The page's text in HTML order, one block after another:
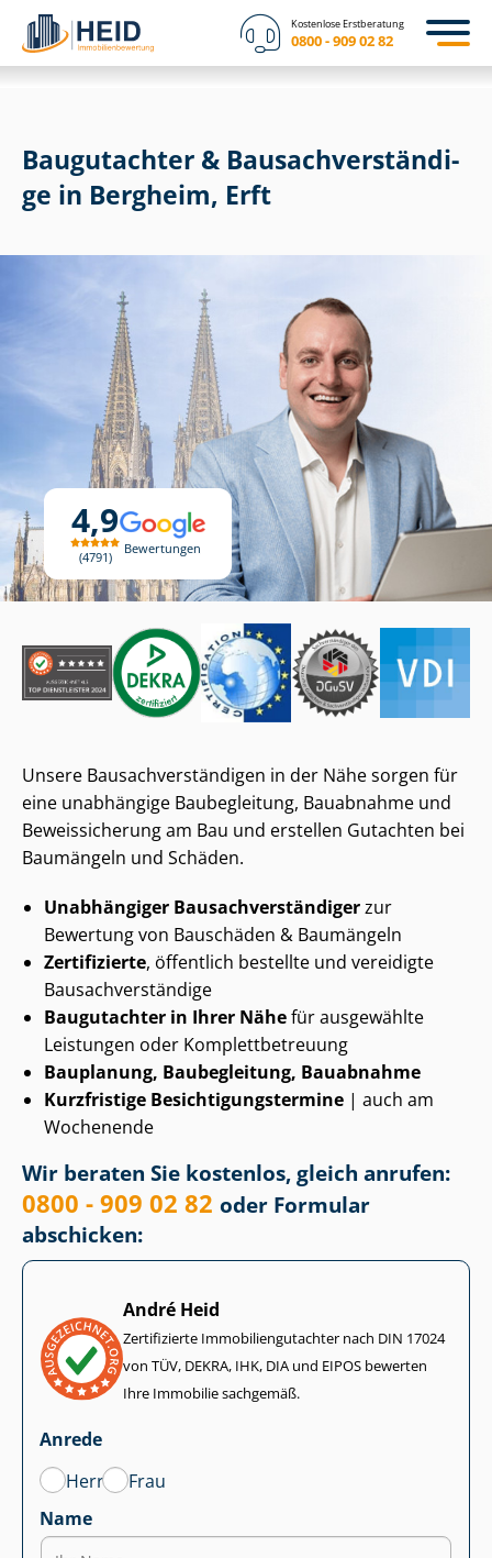
Kostenlose Erstberatung
0800 - 909 02 82
4,9
4791
Bewertungen
Baugutachter & Bau­sach­ver­stän­di­
ge in Bergheim, Erft
Unsere Bau­sach­ver­stän­di­gen in der Nähe sorgen für
eine unabhängige Baubegleitung, Bauabnahme und
Beweissicherung am Bau und erstellen Gutachten bei
Baumängeln und Schäden.
Unabhängiger Bau­sach­ver­stän­di­gerzur
Bewertung von Bauschäden & Baumängeln
Zertifizierte, öffentlich bestellte und vereidigte
Bau­sach­ver­stän­di­ge
Baugutachter in Ihrer Nähefür ausgewählte
Leistungen oder Kom­plett­be­treu­ung
Bauplanung, Baubegleitung, Bauabnahme
Kurzfristige Be­sich­ti­gungs­ter­mi­ne | auch am
Wochenende
Wir beraten Sie kostenlos, gleich anrufen:
0800 - 909 02 82 oder Formular
abschicken:
André Heid
Zertifizierte Im­mo­bi­li­en­gut­ach­ter nach DIN 17024
von TÜV, DEKRA, IHK, DIA und EIPOS bewerten
Ihre Immobilie sachgemäß.
Anrede
Herr
Frau
Name